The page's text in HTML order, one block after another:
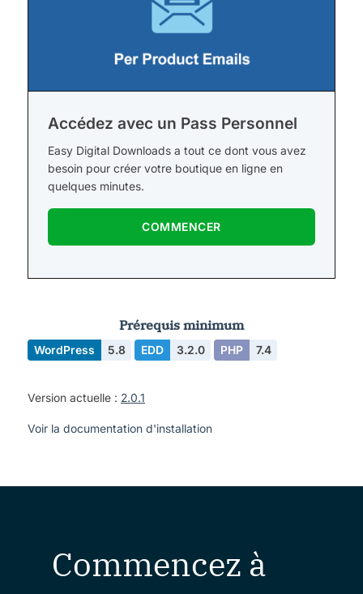
Accédez avec un Pass Personnel
Easy Digital Downloads a tout ce dont vous avez
besoin pour créer votre boutique en ligne en
quelques minutes.
COMMENCER
Prérequis minimum
WordPress 5.8 EDD 3.2.0 PHP 7.4
Version actuelle : 2.0.1
Voir la documentation d'installation
Commencez à